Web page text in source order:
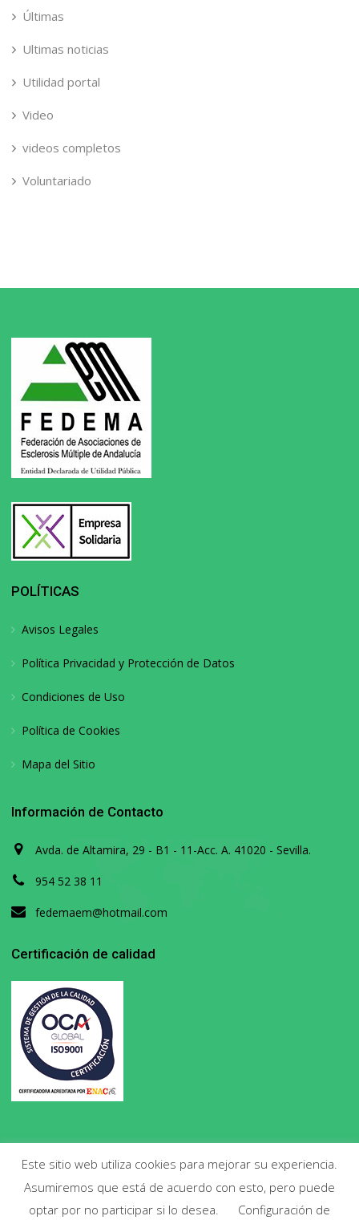
Últimas
Ultimas noticias
Utilidad portal
Video
videos completos
Voluntariado
POLÍTICAS
Avisos Legales
Política Privacidad y Protección de Datos
Condiciones de Uso
Política de Cookies
Mapa del Sitio
Información de Contacto
Avda. de Altamira, 29 - B1 - 11-Acc. A. 41020 - Sevilla.
954 52 38 11
fedemaem@hotmail.com
Certificación de calidad
Copyright 2020. Todos los derechos reservados.
Este sitio web utiliza cookies para mejorar su experiencia.
Asumiremos que está de acuerdo con esto, pero puede
optar por no participar si lo desea.
Configuración de